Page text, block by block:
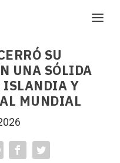
SU
UNA SÓLIDA
ISLANDIA Y
MUNDIAL